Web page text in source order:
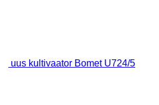
uus kultivaator Bomet U724/5